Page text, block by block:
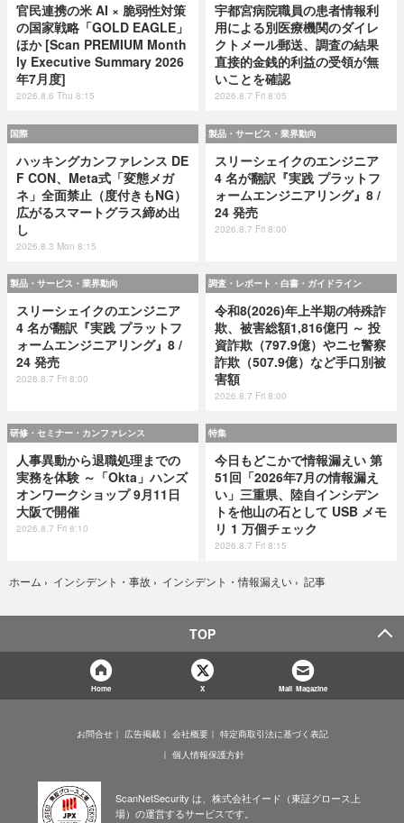
官民連携の米 AI × 脆弱性対策
の国家戦略「GOLD EAGLE」
ほか [Scan PREMIUM Month
ly Executive Summary 2026
年7月度]
2026.8.6 Thu 8:15
宇都宮病院職員の患者情報利
用による別医療機関のダイレ
クトメール郵送、調査の結果
直接的金銭的利益の受領が無
いことを確認
2026.8.7 Fri 8:05
国際
ハッキングカンファレンス DE
F CON、Meta式「変態メガ
ネ」全面禁止（度付きもNG）
広がるスマートグラス締め出
し
2026.8.3 Mon 8:15
製品・サービス・業界動向
スリーシェイクのエンジニア
4 名が翻訳『実践 プラットフ
ォームエンジニアリング』8 /
24 発売
2026.8.7 Fri 8:00
製品・サービス・業界動向
スリーシェイクのエンジニア
4 名が翻訳『実践 プラットフ
ォームエンジニアリング』8 /
24 発売
2026.8.7 Fri 8:00
調査・レポート・白書・ガイドライン
令和8(2026)年上半期の特殊詐
欺、被害総額1,816億円 ～ 投
資詐欺（797.9億）やニセ警察
詐欺（507.9億）など手口別被
害額
2026.8.7 Fri 8:00
研修・セミナー・カンファレンス
人事異動から退職処理までの
実務を体験 ～「Okta」ハンズ
オンワークショップ 9月11日
大阪で開催
2026.8.7 Fri 8:10
特集
今日もどこかで情報漏えい 第
51回「2026年7月の情報漏え
い」三重県、陸自インシデン
トを他山の石として USB メモ
リ 1 万個チェック
2026.8.7 Fri 8:15
ホーム › インシデント・事故 › インシデント・情報漏えい › 記事
TOP
Home X Mail Magazine
お問合せ 広告掲載 会社概要
特定商取引法に基づく表記
個人情報保護方針
ScanNetSecurity は、株式会社イード（東証グロース上
場）の運営するサービスです。